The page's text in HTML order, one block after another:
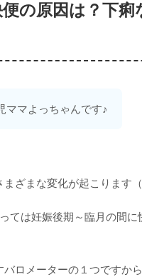
の原因は？下痢
ママよっちゃんです♪
ざまな変化が起こります
ては妊娠後期～臨月の間
ロメーターの１つですか